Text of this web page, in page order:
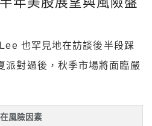
也罕見地在訪談後半段踩
派對過後，秋季市場將面臨嚴
風險因素